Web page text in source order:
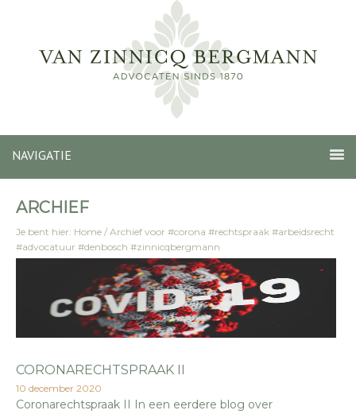
NAVIGATIE
ARCHIEF
Je bent hier: Home / Archief voor #corona #rechtspraak #arbeidsrecht
#advocatuur #denbosch #zinnicqbergmann
CORONARECHTSPRAAK II
10 december 2020
Coronarechtspraak II In een eerdere blog over